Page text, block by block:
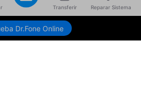
Transferir Reparar Sistema
Dr.Fone Online
link de descarga